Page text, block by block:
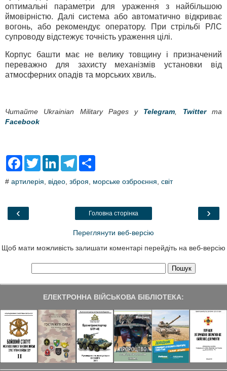
оптимальні параметри для ураження з найбільшою
ймовірністю. Далі система або автоматично відкриває
вогонь, або рекомендує оператору. При стрільбі РЛС
супроводу відстежує точність ураження цілі.
Корпус башти має не велику товщину і призначений
переважно для захисту механізмів установки від
атмосферних опадів та морських хвиль.
Читайте Ukrainian Military Pages у Telegram Twitterта
Facebook
F
e
o
T
t
L
k
T
e
a
r
# артилерія відео зброя морське озброєння світ
‹ ›
Головна сторінка
Переглянути веб-версію
Щоб мати можливість залишати коментарі перейдіть на веб-версію
ЕЛЕКТРОННА ВІЙСЬКОВА БІБЛІОТЕКА: